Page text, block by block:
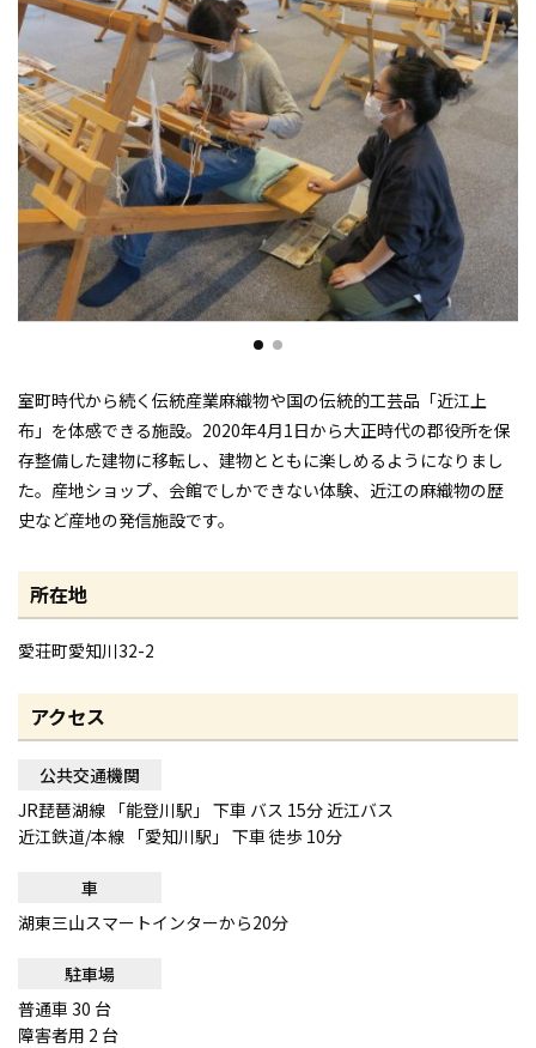
室町時代から続く伝統産業麻織物や国の伝統的工芸品「近江上
布」を体感できる施設。2020年4月1日から大正時代の郡役所を保
存整備した建物に移転し、建物とともに楽しめるようになりまし
た。産地ショップ、会館でしかできない体験、近江の麻織物の歴
史など産地の発信施設です。
所在地
愛荘町愛知川32-2
アクセス
公共交通機関
JR琵琶湖線 「能登川駅」 下車 バス 15分 近江バス
近江鉄道/本線 「愛知川駅」 下車 徒歩 10分
車
湖東三山スマートインターから20分
駐車場
普通車 30 台
障害者用 2 台